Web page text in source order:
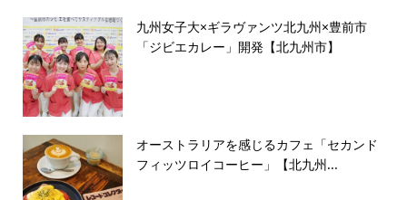
九州女子大×ギラヴァンツ北九州×豊前市
「ジビエカレー」開発【北九州市】
オーストラリアを感じるカフェ「セカンド
フィッツロイコーヒー」【北九州...